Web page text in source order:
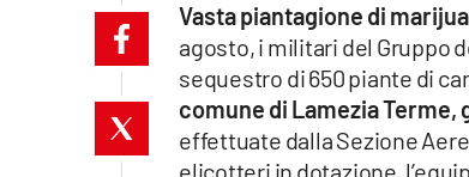
ilvibonese.it
catanzarochannel.it
Vasta piantagione di
agosto, i militari del Gruppo
sequestro di 650 piante di
comune di Lamezia Terme,
effettuate dalla Sezione